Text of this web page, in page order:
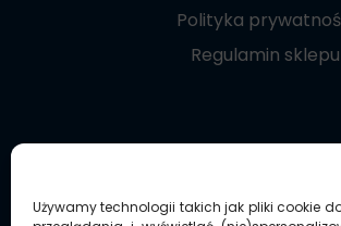
Używamy technologii takich jak pliki cookie
Polityka
Regulamin sklepu